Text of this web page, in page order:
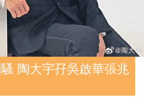
陶大宇孖吳啟華張兆